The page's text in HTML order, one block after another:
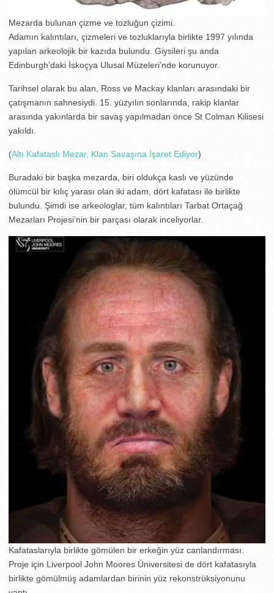
Mezarda bulunan çizme ve tozluğun çizimi.
Adamın kalıntıları, çizmeleri ve tozluklarıyla birlikte 1997 yılında
yapılan arkeolojik bir kazıda bulundu. Giysileri şu anda
Edinburgh’daki İskoçya Ulusal Müzeleri’nde korunuyor.
Tarihsel olarak bu alan, Ross ve Mackay klanları arasındaki bir
çatışmanın sahnesiydi. 15. yüzyılın sonlarında, rakip klanlar
arasında yakınlarda bir savaş yapılmadan önce St Colman Kilisesi
yakıldı.
(Altı Kafataslı Mezar, Klan Savaşına İşaret Ediyor)
Buradaki bir başka mezarda, biri oldukça kaslı ve yüzünde
ölümcül bir kılıç yarası olan iki adam, dört kafatası ile birlikte
bulundu. Şimdi ise arkeologlar, tüm kalıntıları Tarbat Ortaçağ
Mezarları Projesi’nin bir parçası olarak inceliyorlar.
Kafataslarıyla birlikte gömülen bir erkeğin yüz canlandırması.
Proje için Liverpool John Moores Üniversitesi de dört kafatasıyla
birlikte gömülmüş adamlardan birinin yüz rekonstrüksiyonunu